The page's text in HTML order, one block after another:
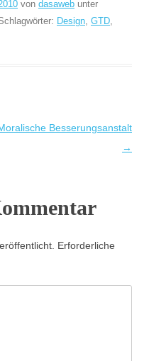
von dasaweb unter
Design, GTD,
Besserungsanstalt
→
Erforderliche